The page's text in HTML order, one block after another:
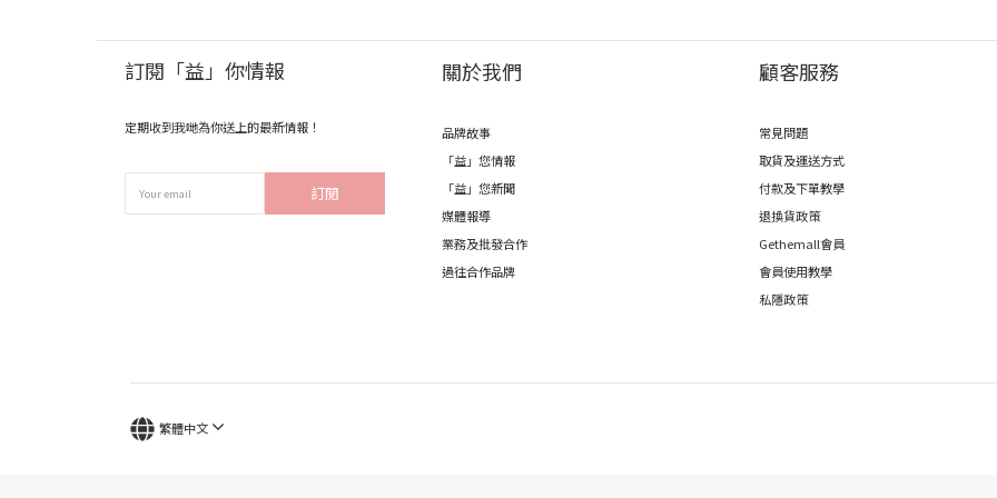
訂閱「益」你情報
定期收到我哋為你送上的最新情報！
訂閱
關於我們
品牌故事
「益」您情報
「益」您新聞
媒體報導
業務及批發合作
過往合作品牌
顧客服務
常見問題
取貨及運送方式
付款及下單教學
退換貨政策
Gethemall會員
會員使用教學
私隱政策
繁體中文